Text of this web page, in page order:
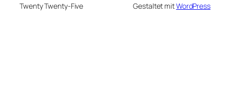
Twenty Twenty-Five Gestaltet mitWordPress